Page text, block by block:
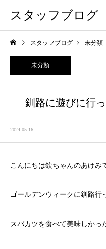
スタッフブログ
スタッフブログ 未分類
未分類
釧路に遊びに行
2024.05.16
こんにちは欽ちゃんのあけみ
ゴールデンウィークに釧路行
スパカツを食べて美味しかっ